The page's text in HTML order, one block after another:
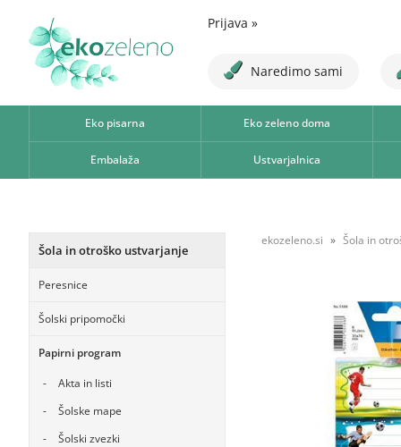
Prijava »
Naredimo sami
Eko pisarna Eko zeleno doma
Embalaža Ustvarjalnica
Šola in otroško ustvarjanje
Peresnice
Šolski pripomočki
Papirni program
Akta in listi
Šolske mape
Šolski zvezki
ekozeleno.si Šola in